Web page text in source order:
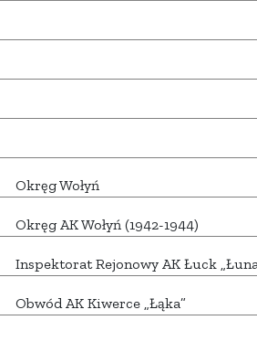
Okręg Wołyń
Okręg AK Wołyń (1942-1944)
Inspektorat Rejonowy AK Łuck
Obwód AK Kiwerce „Łąka”